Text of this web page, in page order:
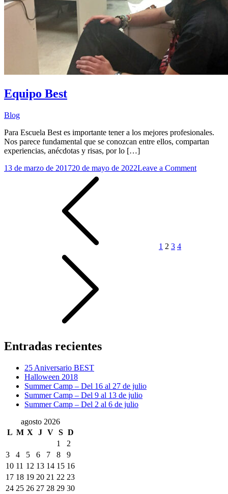
Equipo Best
Blog
Para Escuela Best es importante tener a los mejores profesionales.
Nos parece fundamental que se conozcan entre ellos, compartan
experiencias, anécdotas y risas, por lo […]
13 de marzo de 201720 de mayo de 2022Leave a Commenton
1 2 3 4
Entradas recientes
25 Aniversario BEST
Halloween 2018
Summer Camp – Del 16 al 27 de julio
Summer Camp – Del 9 al 13 de julio
Summer Camp – Del 2 al 6 de julio
agosto 2026
L M X J V S D
1
2
3
4 5 6 7 8
9
10 11 12 13 14 15 16
17 18 19 20 21 22 23
24 25 26 27 28 29 30